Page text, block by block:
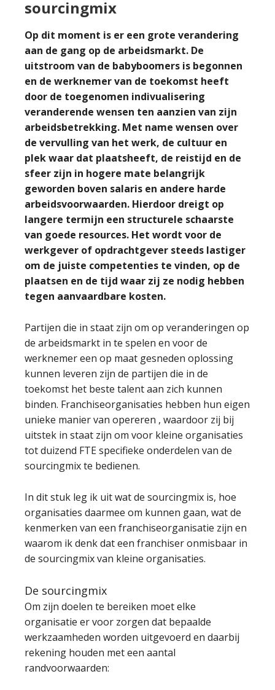
sourcingmix
Op dit moment is er een grote verandering
aan de gang op de arbeidsmarkt. De
uitstroom van de babyboomers is begonnen
en de werknemer van de toekomst heeft
door de toegenomen indivualisering
veranderende wensen ten aanzien van zijn
arbeidsbetrekking. Met name wensen over
de vervulling van het werk, de cultuur en
plek waar dat plaatsheeft, de reistijd en de
sfeer zijn in hogere mate belangrijk
geworden boven salaris en andere harde
arbeidsvoorwaarden. Hierdoor dreigt op
langere termijn een structurele schaarste
van goede resources. Het wordt voor de
werkgever of opdrachtgever steeds lastiger
om de juiste competenties te vinden, op de
plaatsen en de tijd waar zij ze nodig hebben
tegen aanvaardbare kosten.
Partijen die in staat zijn om op veranderingen op
de arbeidsmarkt in te spelen en voor de
werknemer een op maat gesneden oplossing
kunnen leveren zijn de partijen die in de
toekomst het beste talent aan zich kunnen
binden. Franchiseorganisaties hebben hun eigen
unieke manier van opereren , waardoor zij bij
uitstek in staat zijn om voor kleine organisaties
tot duizend FTE specifieke onderdelen van de
sourcingmix te bedienen.
In dit stuk leg ik uit wat de sourcingmix is, hoe
organisaties daarmee om kunnen gaan, wat de
kenmerken van een franchiseorganisatie zijn en
waarom ik denk dat een franchiser onmisbaar in
de sourcingmix van kleine organisaties.
De sourcingmix
Om zijn doelen te bereiken moet elke
organisatie er voor zorgen dat bepaalde
werkzaamheden worden uitgevoerd en daarbij
rekening houden met een aantal
randvoorwaarden: